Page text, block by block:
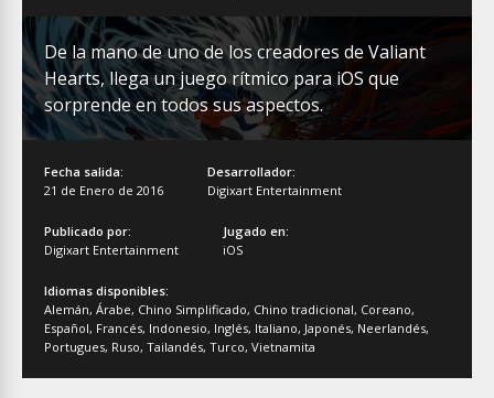
De la mano de uno de los creadores de Valiant
Hearts, llega un juego rítmico para iOS que
sorprende en todos sus aspectos.
Fecha salida:
21 de Enero de 2016
Desarrollador:
Digixart Entertainment
Publicado por:
Digixart Entertainment
Jugado en:
iOS
Idiomas disponibles:
Alemán, Árabe, Chino Simplificado, Chino tradicional, Coreano,
Español, Francés, Indonesio, Inglés, Italiano, Japonés, Neerlandés,
Portugues, Ruso, Tailandés, Turco, Vietnamita